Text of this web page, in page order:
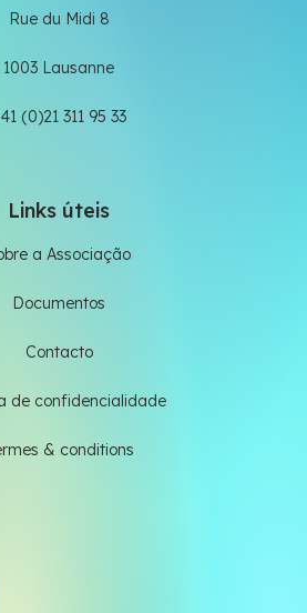
Rue du Midi 8
1003 Lausanne
(0)21 311 95 33
Links úteis
a Associação
Documentos
Contacto
de confidencialidade
& conditions